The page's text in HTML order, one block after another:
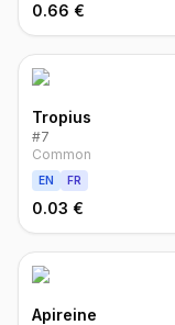
0.66 €
Tropius
#7
Common
EN FR
0.03 €
Apireine